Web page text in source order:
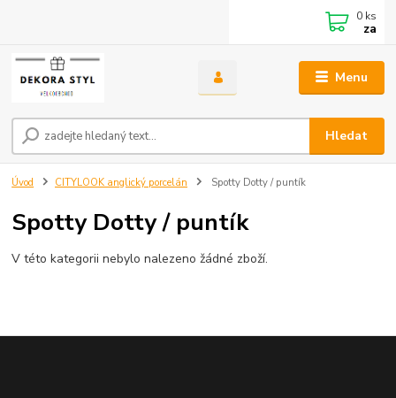
Menu
Hledat
0 ks
za
Úvod CITYLOOK anglický porcelán Spotty Dotty / puntík
Spotty Dotty / puntík
V této kategorii nebylo nalezeno žádné zboží.